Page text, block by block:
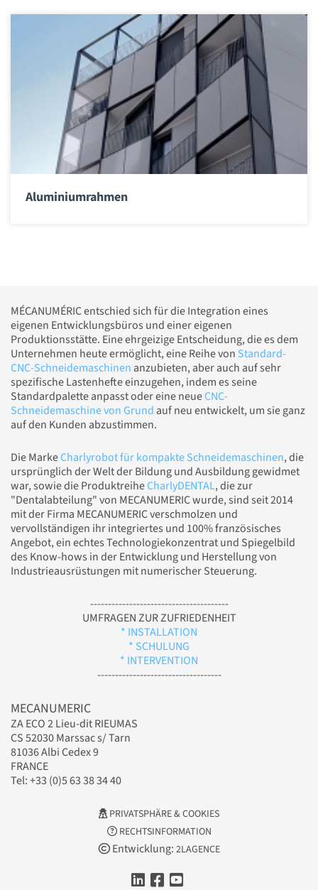
Aluminiumrahmen
MÉCANUMÉRIC entschied sich für die Integration eines
eigenen Entwicklungsbüros und einer eigenen
Produktionsstätte. Eine ehrgeizige Entscheidung, die es dem
Unternehmen heute ermöglicht, eine Reihe von Standard-
CNC-Schneidemaschinen anzubieten, aber auch auf sehr
spezifische Lastenhefte einzugehen, indem es seine
Standardpalette anpasst oder eine neueCNC-
Schneidemaschine von Grund auf neu entwickelt, um sie ganz
auf den Kunden abzustimmen.
Die MarkeCharlyrobot für kompakte Schneidemaschinen, die
ursprünglich der Welt der Bildung und Ausbildung gewidmet
war, sowie die ProduktreiheCharlyDENTAL, die zur
"Dentalabteilung" von MECANUMERIC wurde, sind seit 2014
mit der Firma MECANUMERIC verschmolzen und
vervollständigen ihr integriertes und 100% französisches
Angebot, ein echtes Technologiekonzentrat und Spiegelbild
des Know-hows in der Entwicklung und Herstellung von
Industrieausrüstungen mit numerischer Steuerung.
---------------------------------------
UMFRAGEN ZUR ZUFRIEDENHEIT
* INSTALLATION
* SCHULUNG
* INTERVENTION
-----------------------------------
MECANUMERIC
ZA ECO 2 Lieu-dit RIEUMAS
CS 52030 Marssac s/ Tarn
81036 Albi Cedex 9
FRANCE
Tel: +33 (0)5 63 38 34 40
PRIVATSPHÄRE & COOKIES
RECHTSINFORMATION
Entwicklung: 2LAGENCE